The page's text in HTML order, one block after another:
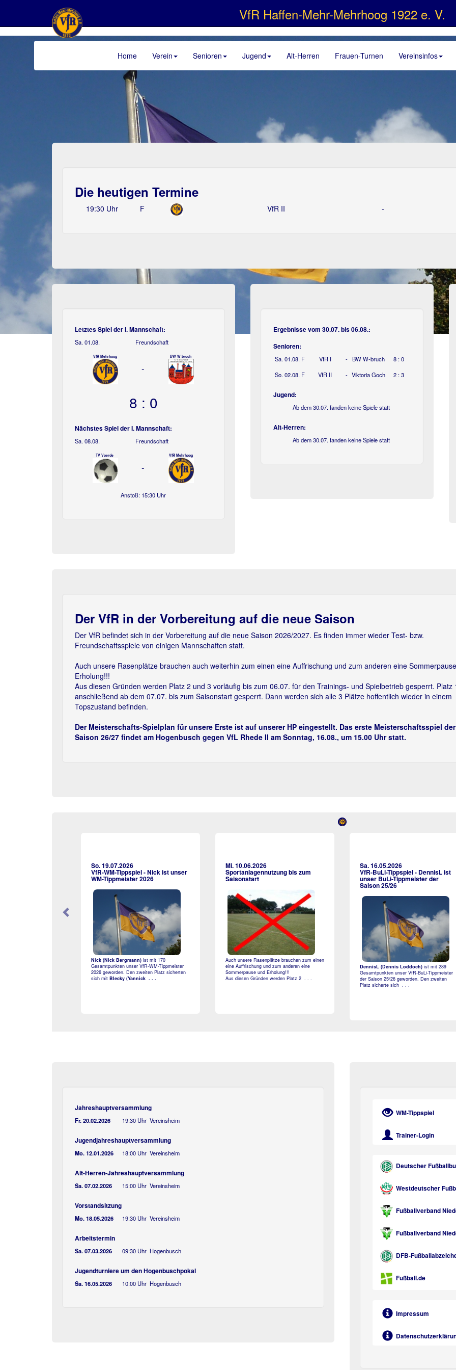
VfR Haffen-Mehr-Mehrhoog 1922 e. V.
Home Verein Senioren Jugend Alt-Herren Frauen-Turnen Vereinsinfos
Die heutigen Termine
19:30 Uhr F VfR II -
Letztes Spiel der I. Mannschaft:
Sa. 01.08. Freundschaft
VfR Mehrhoog
-
BW W-bruch
8 : 0
Nächstes Spiel der I. Mannschaft:
Sa. 08.08. Freundschaft
TV Voerde
-
VfR Mehrhoog
Anstoß: 15:30 Uhr
Ergebnisse vom 30.07. bis 06.08.:
Senioren:
Sa. 01.08. F VfR I - BW W-bruch
8 : 0
So. 02.08. F VfR II - Viktoria Goch 2 : 3
Jugend:
Ab dem 30.07. fanden keine Spiele statt
Alt-Herren:
Ab dem 30.07. fanden keine Spiele statt
Der VfR in der Vorbereitung auf die neue Saison
Der VfR befindet sich in der Vorbereitung auf die neue Saison 2026/2027. Es finden immer wieder Test- bzw.
Freundschaftsspiele von einigen Mannschaften statt.
Auch unsere Rasenplätze brauchen auch weiterhin zum einen eine Auffrischung und zum anderen eine
Erholung!!!
Aus diesen Gründen werden Platz 2 und 3 vorläufig bis zum 06.07. für den Trainings- und Spielbetrieb gesperrt. Platz
anschließend ab dem 07.07. bis zum Saisonstart gesperrt. Dann werden sich alle 3 Plätze hoffentlich wieder in einem
Topszustand befinden.
Der Meisterschafts-Spielplan für unsere Erste ist auf unserer HP eingestellt. Das erste Meisterschaftsspiel der
Saison 26/27 findet am Hogenbusch gegen VfL Rhede II am Sonntag, 16.08., um 15.00 Uhr statt.
So. 19.07.2026
VfR-WM-Tippspiel - Nick ist unser
WM-Tippmeister 2026
Nick (Nick Bergmann) ist mit 170
Gesamtpunkten unser VfR-WM-Tippmeister
2026 geworden. Den zweiten Platz sicherten
sich mit Blecky (Yannick . . .
Mi. 10.06.2026
Sportanlagennutzung bis zum
Saisonstart
Auch unsere Rasenplätze brauchen zum einen
eine Auffrischung und zum anderen eine
Sommerpause und Erholung!!!
Aus diesen Gründen werden Platz 2 . . .
Sa. 16.05.2026
VfR-BuLi-Tippspiel - DennisL ist
unser BuLi-Tippmeister der
Saison 25/26
DennisL (Dennis Loddoch) ist mit 289
Gesamtpunkten unser VfR-BuLi-Tippmeister
der Saison 25/26 geworden. Den zweiten
Platz sicherte sich . . .
Previous
Jahreshauptversammlung
Fr. 20.02.2026 19:30 Uhr Vereinsheim
Jugendjahreshauptversammlung
Mo. 12.01.2026 18:00 Uhr Vereinsheim
Alt-Herren-Jahreshauptversammlung
Sa. 07.02.2026 15:00 Uhr Vereinsheim
Vorstandsitzung
Mo. 18.05.2026 19:30 Uhr Vereinsheim
Arbeitstermin
Sa. 07.03.2026 09:30 Uhr Hogenbusch
Jugendturniere um den Hogenbuschpokal
Sa. 16.05.2026 10:00 Uhr Hogenbusch
WM-Tippspiel
Trainer-Login
Deutscher
Westdeutscher
Fußballverband
Fußballverband
DFB-
Fußball.de
Impressum